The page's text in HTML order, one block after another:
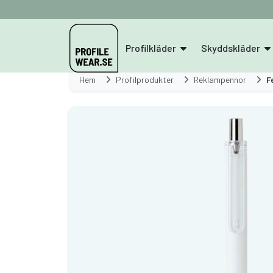
Profilkläder Skyddskläder
Hem Profilprodukter Reklampennor